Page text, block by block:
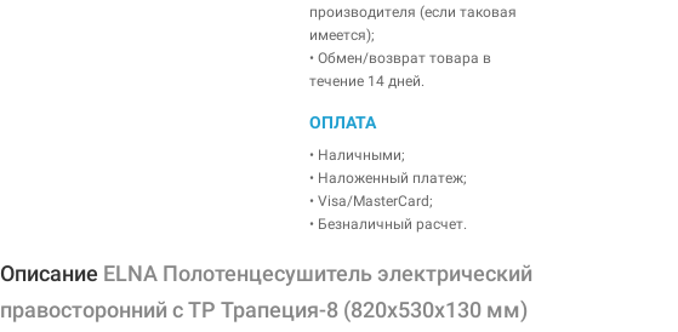
производителя (если таковая
имеется);
• Обмен/возврат товара в
течение 14 дней.
ОПЛАТА
• Наличными;
• Наложенный платеж;
• Visa/MasterCard;
• Безналичный расчет.
Описание ELNA Полотенцесушитель электрический
правосторонний с ТР Трапеция-8 (820х530х130 мм)